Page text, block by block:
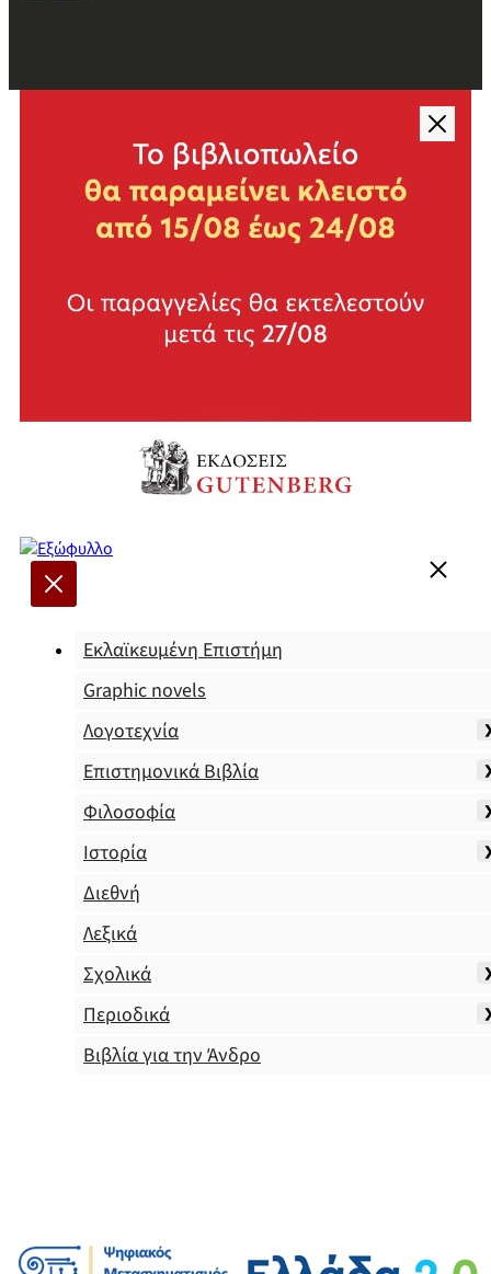
Εκλαϊκευμένη Επιστήμη
Graphic novels
Λογοτεχνία
Επιστημονικά Βιβλία
Φιλοσοφία
Ιστορία
Διεθνή
Λεξικά
Σχολικά
Περιοδικά
Βιβλία για την Άνδρο